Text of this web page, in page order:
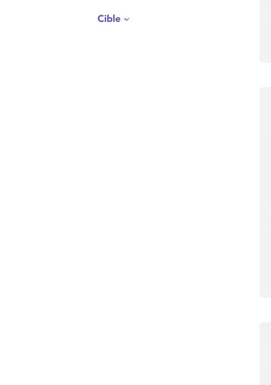
Cible